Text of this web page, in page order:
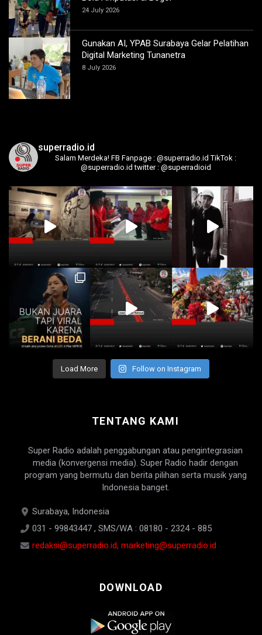
24 July 2026
Gunakan AI, YPAB Surabaya Gelar Pelatihan
Digital Marketing Tunanetra
8 July 2026
superradio.id
Salam Merdeka! FB Fanpage : @superradio.id TikTok :
@superradio.id twitter : @superradioid
Load More Follow on Instagram
TENTANG KAMI
Super Radio adalah penggabungan atau pengintegrasian
media (konvergensi media). Super Radio hadir dengan
program yang bermutu dan berita pilihan serta musik yang
Indonesia banget.
Surabaya, Indonesia
031 - 99843447 , SMS/WA : 08180 - 2324 - 885
redaksi@superradio.id, marketing@superradio.id
DOWNLOAD